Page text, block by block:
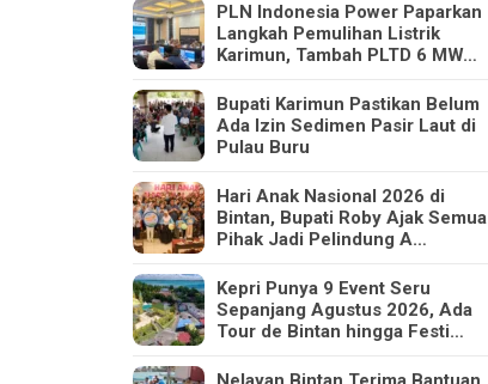
PLN Indonesia Power Paparkan
Langkah Pemulihan Listrik
Karimun, Tambah PLTD 6 MW…
Bupati Karimun Pastikan Belum
Ada Izin Sedimen Pasir Laut di
Pulau Buru
Hari Anak Nasional 2026 di
Bintan, Bupati Roby Ajak Semua
Pihak Jadi Pelindung A…
Kepri Punya 9 Event Seru
Sepanjang Agustus 2026, Ada
Tour de Bintan hingga Festi…